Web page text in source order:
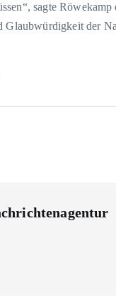
sagte
Glaubwürdigkeit der